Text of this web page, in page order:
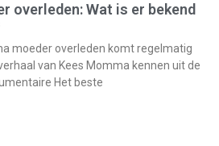
overleden: Wat is er bekend
moeder overleden komt regelmatig
van Kees Momma kennen uit de
Het beste